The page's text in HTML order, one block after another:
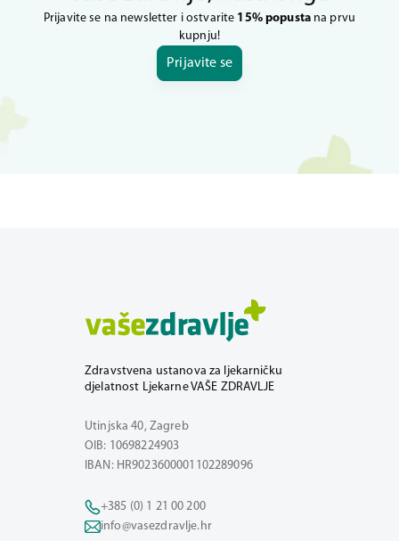
Prijavite se na newsletter i ostvarite 15% popustana prvu
kupnju!
Prijavite se
Zdravstvena ustanova za ljekarničku
djelatnost Ljekarne VAŠE ZDRAVLJE
Utinjska 40, Zagreb
OIB: 10698224903
IBAN: HR9023600001102289096
+385 (0) 1 21 00 200
info@vasezdravlje.hr